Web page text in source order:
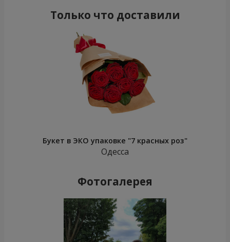
Только что доставили
Букет в ЭКО упаковке "7 красных роз"
Одесса
Фотогалерея